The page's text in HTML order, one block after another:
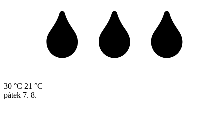
30 °C 21 °C
pátek 7. 8.